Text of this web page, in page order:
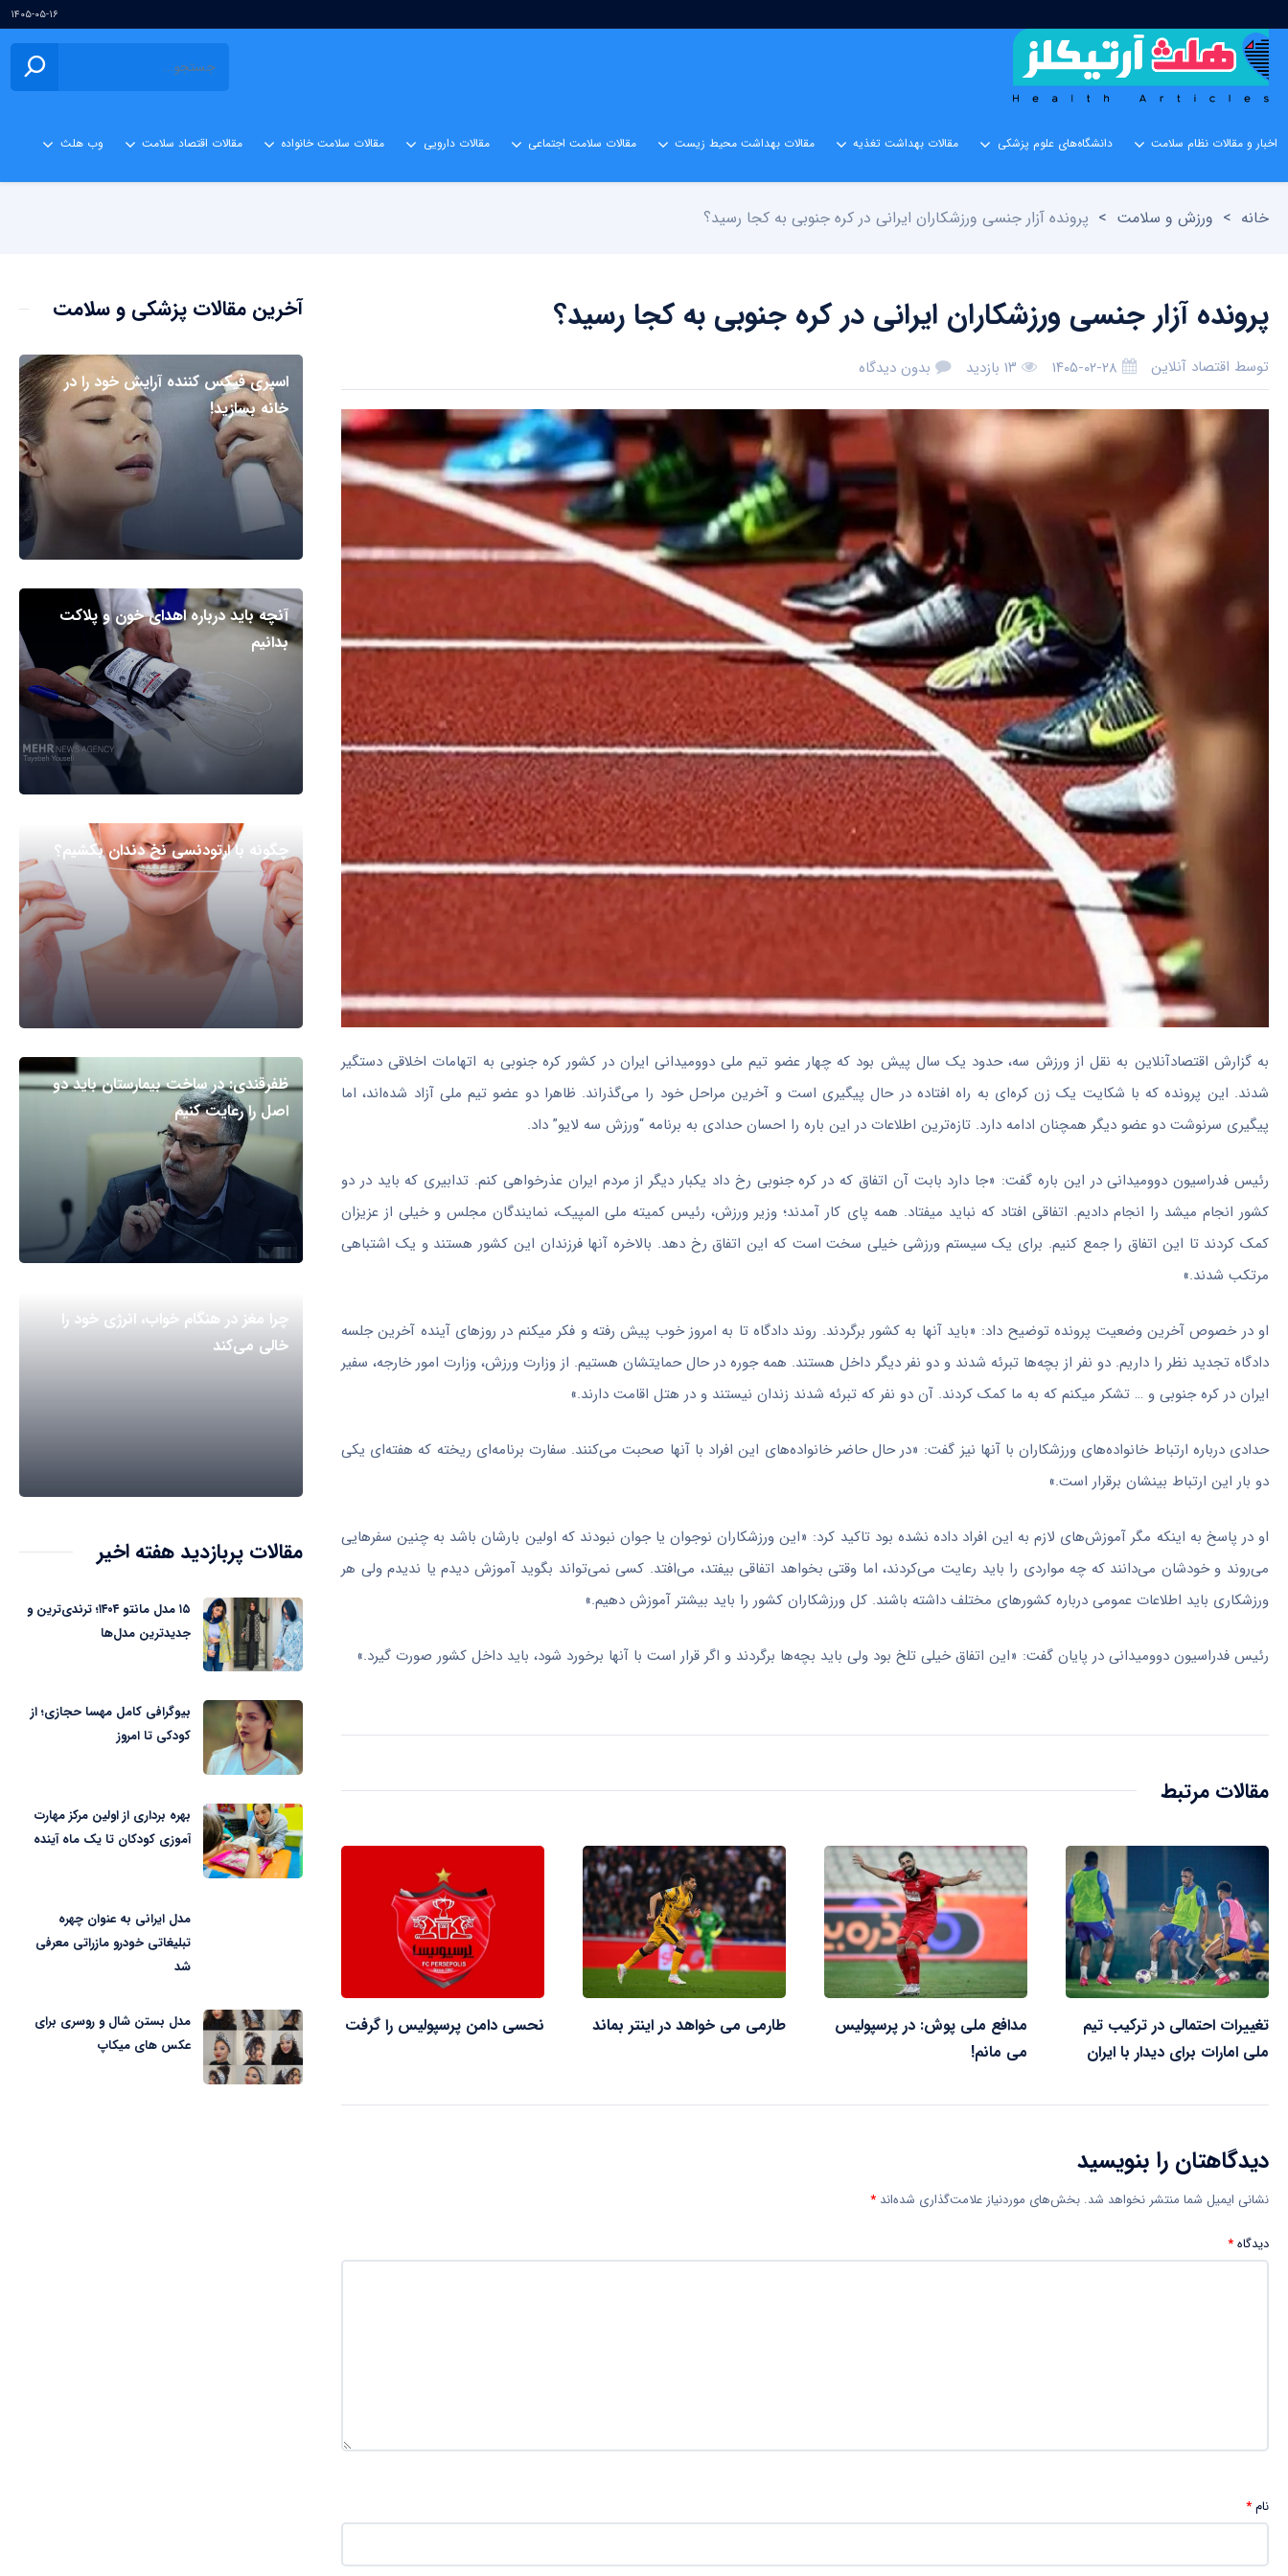
۱۴۰۵-۰۵-۱۶
اخبار و مقالات نظام سلامت دانشگاه‌های علوم پزشکی مقالات بهداشت تغذیه مقالات بهداشت محیط زیست مقالات سلامت اجتماعی مقالات دارویی مقالات سلامت خانواده مقالات اقتصاد سلامت وب هلث
خانه > ورزش و سلامت > پرونده آزار جنسی ورزشکاران ایرانی در کره جنوبی به کجا رسید؟
پرونده آزار جنسی ورزشکاران ایرانی در کره جنوبی به کجا رسید؟
توسط اقتصاد آنلاین ۱۴۰۵-۰۲-۲۸ ۱۳ بازدید بدون دیدگاه
به گزارش اقتصادآنلاین به نقل از ورزش سه، حدود یک سال پیش بود که چهار عضو تیم ملی دوومیدانی ایران در کشور کره جنوبی به اتهامات اخلاقی دستگیر
شدند. این پرونده که با شکایت یک زن کره‌ای به راه افتاده در حال پیگیری است و آخرین مراحل خود را می‌گذراند. ظاهرا دو عضو تیم ملی آزاد شده‌اند، اما
پیگیری سرنوشت دو عضو دیگر همچنان ادامه دارد. تازه‌ترین اطلاعات در این باره را احسان حدادی به برنامه “ورزش سه لایو” داد.
رئیس فدراسیون دوومیدانی در این باره گفت: «جا دارد بابت آن اتفاق که در کره جنوبی رخ داد یکبار دیگر از مردم ایران عذرخواهی کنم. تدابیری که باید در دو
کشور انجام میشد را انجام دادیم. اتفاقی افتاد که نباید میفتاد. همه پای کار آمدند؛ وزیر ورزش، رئیس کمیته ملی المپیک، نمایندگان مجلس و خیلی از عزیزان
کمک کردند تا این اتفاق را جمع کنیم. برای یک سیستم ورزشی خیلی سخت است که این اتفاق رخ دهد. بالاخره آنها فرزندان این کشور هستند و یک اشتباهی
مرتکب شدند.»
او در خصوص آخرین وضعیت پرونده توضیح داد: «باید آنها به کشور برگردند. روند دادگاه تا به امروز خوب پیش رفته و فکر میکنم در روز‌های آینده آخرین جلسه
دادگاه تجدید نظر را داریم. دو نفر از بچه‌ها تبرئه شدند و دو نفر دیگر داخل هستند. همه جوره در حال حمایتشان هستیم. از وزارت ورزش، وزارت امور خارجه، سفیر
ایران در کره جنوبی و … تشکر میکنم که به ما کمک کردند. آن دو نفر که تبرئه شدند زندان نیستند و در هتل اقامت دارند.»
حدادی درباره ارتباط خانواده‌های ورزشکاران با آنها نیز گفت: «در حال حاضر خانواده‌های این افراد با آنها صحبت می‌کنند. سفارت برنامه‌ای ریخته که هفته‌ای یکی
دو بار این ارتباط بینشان برقرار است.»
او در پاسخ به اینکه مگر آموزش‌های لازم به این افراد داده نشده بود تاکید کرد: «این ورزشکاران نوجوان یا جوان نبودند که اولین بارشان باشد به چنین سفر‌هایی
می‌روند و خودشان می‌دانند که چه مواردی را باید رعایت می‌کردند، اما وقتی بخواهد اتفاقی بیفتد، می‌افتد. کسی نمی‌تواند بگوید آموزش دیدم یا ندیدم ولی هر
ورزشکاری باید اطلاعات عمومی درباره کشور‌های مختلف داشته باشند. کل ورزشکاران کشور را باید بیشتر آموزش دهیم.»
رئیس فدراسیون دوومیدانی در پایان گفت: «این اتفاق خیلی تلخ بود ولی باید بچه‌ها برگردند و اگر قرار است با آنها برخورد شود، باید داخل کشور صورت گیرد.»
مقالات مرتبط
تغییرات احتمالی در ترکیب تیم
ملی امارات برای دیدار با ایران
مدافع ملی پوش: در پرسپولیس
می مانم!
طارمی می خواهد در اینتر بماند نحسی دامن پرسپولیس را گرفت
دیدگاهتان را بنویسید
نشانی ایمیل شما منتشر نخواهد شد. بخش‌های موردنیاز علامت‌گذاری شده‌اند *
دیدگاه*
نام*
آخرین مقالات پزشکی و سلامت
اسپری فیکس کننده آرایش خود را در
خانه بسازید!
آنچه باید درباره اهدای خون و پلاکت
بدانیم
چگونه با ارتودنسی نخ دندان بکشیم؟
ظفرقندی: در ساخت بیمارستان باید دو
اصل را رعایت کنیم
چرا مغز در هنگام خواب، انرژی خود را
خالی می‌کند
مقالات پربازدید هفته اخیر
۱۵ مدل مانتو ۱۴۰۴؛ ترندی‌ترین و
جدیدترین مدل‌ها
بیوگرافی کامل مهسا حجازی؛ از
کودکی تا امروز
بهره برداری از اولین مرکز مهارت
آموزی کودکان تا یک ماه آینده
مدل ایرانی به عنوان چهره
تبلیغاتی خودرو مازراتی معرفی
شد
مدل بستن شال و روسری برای
عکس های میکاپ